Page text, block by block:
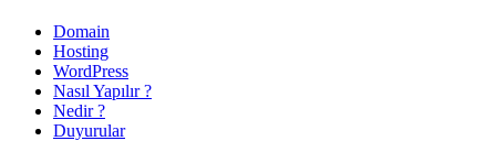
Domain
Hosting
WordPress
Nasıl Yapılır ?
Nedir ?
Duyurular